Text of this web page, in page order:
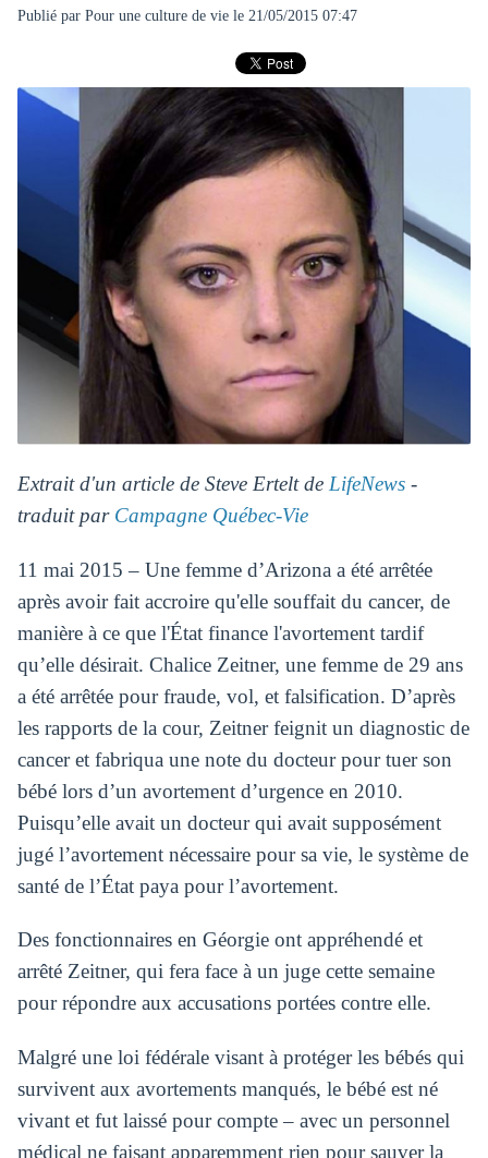
Publié par Pour une culture de viele 21/05/2015 07:47
Extrait d'un article de Steve Ertelt de LifeNews-
traduit par Campagne Québec-Vie
11 mai 2015 – Une femme d’Arizona a été arrêtée
après avoir fait accroire qu'elle souffait du cancer, de
manière à ce que l'État finance l'avortement tardif
qu’elle désirait. Chalice Zeitner, une femme de 29 ans
a été arrêtée pour fraude, vol, et falsification. D’après
les rapports de la cour, Zeitner feignit un diagnostic de
cancer et fabriqua une note du docteur pour tuer son
bébé lors d’un avortement d’urgence en 2010.
Puisqu’elle avait un docteur qui avait supposément
jugé l’avortement nécessaire pour sa vie, le système de
santé de l’État paya pour l’avortement.
Des fonctionnaires en Géorgie ont appréhendé et
arrêté Zeitner, qui fera face à un juge cette semaine
pour répondre aux accusations portées contre elle.
Malgré une loi fédérale visant à protéger les bébés qui
survivent aux avortements manqués, le bébé est né
vivant et fut laissé pour compte – avec un personnel
médical ne faisant apparemment rien pour sauver la